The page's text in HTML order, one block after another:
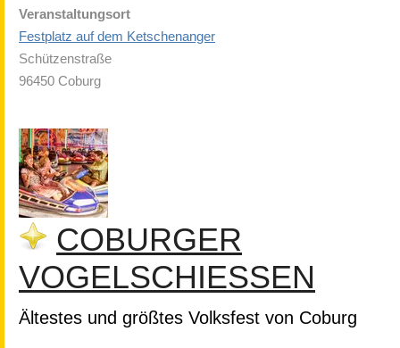
Veranstaltungsort
Festplatz auf dem Ketschenanger
Schützenstraße
96450 Coburg
COBURGER
VOGELSCHIESSEN
Ältestes und größtes Volksfest von Coburg